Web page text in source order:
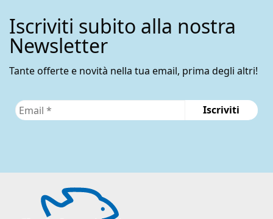
scelte
nella
del
Iscriviti subito alla nostra
Newsletter
Tante offerte e novità nella tua email, prima degli altri!